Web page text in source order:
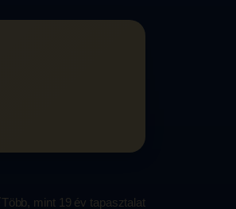
Több, mint 19 év tapasztalat